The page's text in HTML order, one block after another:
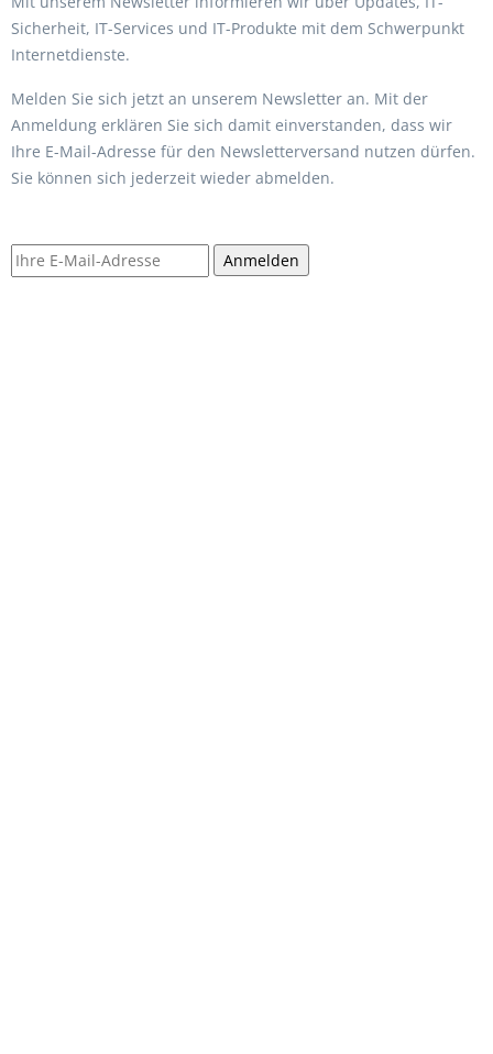
Sicherheit, IT-Services und IT-Produkte mit dem Schwerpunkt
Internetdienste.
Melden Sie sich jetzt an unserem Newsletter an. Mit der
Anmeldung erklären Sie sich damit einverstanden, dass wir
Ihre E-Mail-Adresse für den Newsletterversand nutzen dürfen.
Sie können sich jederzeit wieder abmelden.
Anmelden